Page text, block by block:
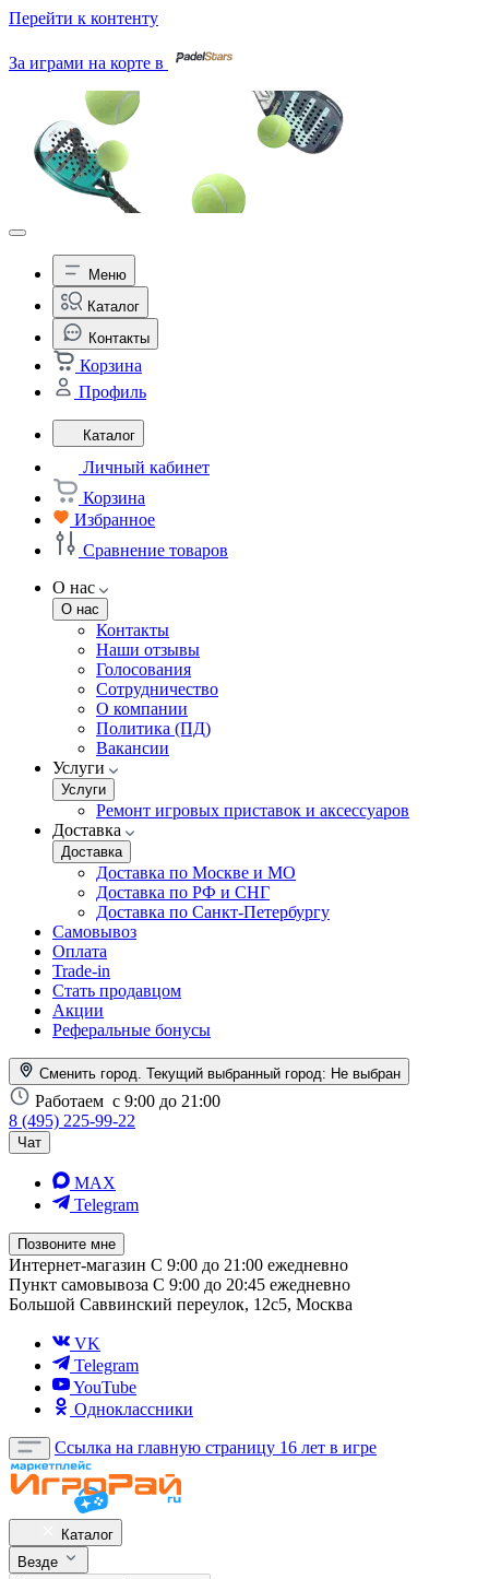
Перейти к контенту
За играми на корте в
Меню
Каталог
Контакты
Корзина
Профиль
Каталог
Личный кабинет
Корзина
Избранное
Сравнение товаров
О нас
О нас
Контакты
Наши отзывы
Голосования
Сотрудничество
О компании
Политика (ПД)
Вакансии
Услуги
Услуги
Ремонт игровых приставок и аксессуаров
Доставка
Доставка
Доставка по Москве и МО
Доставка по РФ и СНГ
Доставка по Санкт-Петербургу
Самовывоз
Оплата
Trade-in
Стать продавцом
Акции
Реферальные бонусы
Сменить город. Текущий выбранный город: Не выбран
Работаем с 9:00 до 21:00
8 (495) 225-99-22
Чат
MAX
Telegram
Позвоните мне
Интернет-магазин С 9:00 до 21:00 ежедневно
Пункт самовывоза С 9:00 до 20:45 ежедневно
Большой Саввинский переулок, 12с5, Москва
VK
Telegram
YouTube
Одноклассники
Ссылка на главную страницу 16 лет в игре
Каталог
Везде